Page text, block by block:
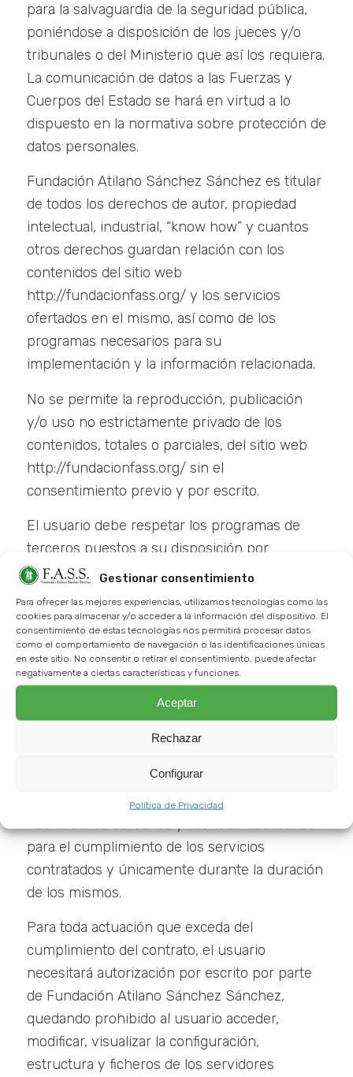
Gestionar consentimiento
Para ofrecer las mejores experiencias, utilizamos tecnologías como las
cookies para almacenar y/o acceder a la información del dispositivo. El
consentimiento de estas tecnologías nos permitirá procesar datos
como el comportamiento de navegación o las identificaciones únicas
en este sitio. No consentir o retirar el consentimiento, puede afectar
negativamente a ciertas características y funciones.
Aceptar
Rechazar
Configurar
Política de Privacidad
para la salvaguardia de la seguridad pública,
poniéndose a disposición de los jueces y/o
tribunales o del Ministerio que así los requiera.
La comunicación de datos a las Fuerzas y
Cuerpos del Estado se hará en virtud a lo
dispuesto en la normativa sobre protección de
datos personales.
Fundación Atilano Sánchez Sánchez es titular
de todos los derechos de autor, propiedad
intelectual, industrial, “know how” y cuantos
otros derechos guardan relación con los
contenidos del sitio web
http://fundacionfass.org/ y los servicios
ofertados en el mismo, así como de los
programas necesarios para su
implementación y la información relacionada.
No se permite la reproducción, publicación
y/o uso no estrictamente privado de los
contenidos, totales o parciales, del sitio web
http://fundacionfass.org/ sin el
consentimiento previo y por escrito.
El usuario debe respetar los programas de
terceros puestos a su disposición por
Fundación Atilano Sánchez Sánchez, aun
siendo gratuitos y/o de disposición pública.
Fundación Atilano Sánchez Sánchez dispone
de los derechos de explotación y propiedad
intelectual necesarios del software.
El usuario no adquiere derecho alguno o
licencia por el servicio contratado, sobre el
servicio, ni tampoco sobre la información
técnica de seguimiento del servicio, excepción
hecha de los derechos y licencias necesarios
para el cumplimiento de los servicios
contratados y únicamente durante la duración
de los mismos.
Para toda actuación que exceda del
cumplimiento del contrato, el usuario
necesitará autorización por escrito por parte
de Fundación Atilano Sánchez Sánchez,
quedando prohibido al usuario acceder,
modificar, visualizar la configuración,
estructura y ficheros de los servidores